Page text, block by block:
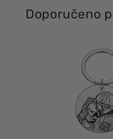
Doporučeno